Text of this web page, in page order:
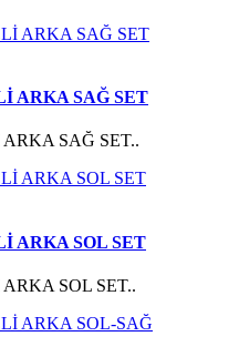
ARKA SAĞ SET
SAĞ SET..
ARKA SOL SET
SOL SET..